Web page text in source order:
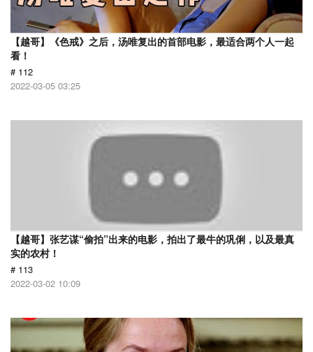
【越哥】《色戒》之后，汤唯复出的首部电影，最适合两个人一起
看！
# 112
2022-03-05 03:25
【越哥】张艺谋“偷拍”出来的电影，拍出了最牛的巩俐，以及最真
实的农村！
# 113
2022-03-02 10:09